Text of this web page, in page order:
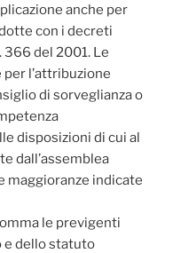
anche per
con i decreti
del 2001. Le
l’attribuzione
di sorveglianza o
disposizioni di cui al
dall’assemblea
maggioranze indicate
le previgenti
e dello statuto